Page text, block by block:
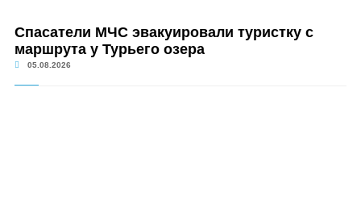
Спасатели МЧС эвакуировали туристку с
маршрута у Турьего озера
05.08.2026